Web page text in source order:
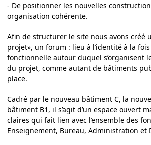
- De positionner les nouvelles
organisation cohérente.
Afin de structurer le site nous avons créé
projet», un forum : lieu à l’identité à la
fonctionnelle autour duquel s’organisent
du projet, comme autant de bâtiments
place.
Cadré par le nouveau bâtiment C, la
bâtiment B1, il s’agit d’un espace ouvert
claires qui fait lien avec l’ensemble des
Enseignement, Bureau, Administration et